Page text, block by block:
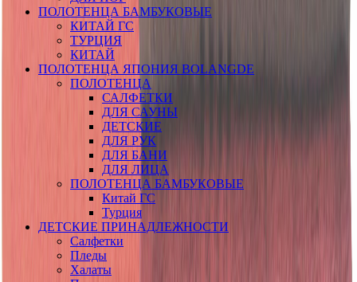
ПОЛОТЕНЦА БАМБУКОВЫЕ
КИТАЙ ГС
ТУРЦИЯ
КИТАЙ
ПОЛОТЕНЦА ЯПОНИЯ BOLANGDE
ПОЛОТЕНЦА
САЛФЕТКИ
ДЛЯ САУНЫ
ДЕТСКИЕ
ДЛЯ РУК
ДЛЯ БАНИ
ДЛЯ ЛИЦА
ПОЛОТЕНЦА БАМБУКОВЫЕ
Китай ГС
Турция
ДЕТСКИЕ ПРИНАДЛЕЖНОСТИ
Салфетки
Пледы
Халаты